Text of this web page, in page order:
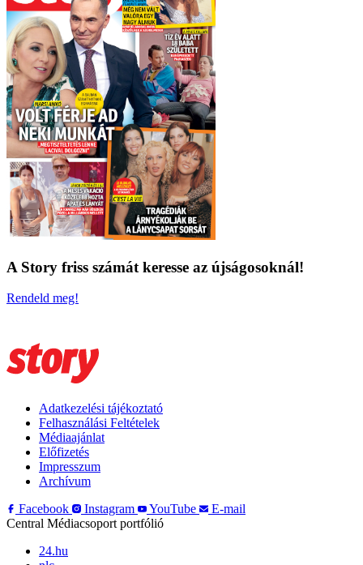
A Story friss számát keresse az újságosoknál!
Rendeld meg!
Adatkezelési tájékoztató
Felhasználási Feltételek
Médiaajánlat
Előfizetés
Impresszum
Archívum
Facebook
Instagram YouTube
E-mail
Central Médiacsoport portfólió
24.hu